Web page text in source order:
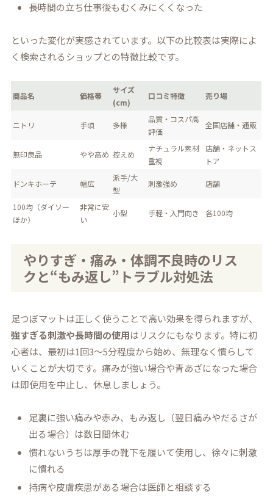
長時間の立ち仕事後もむくみにくくなった
といった変化が実感されています。以下の比較表は実際によ
く検索されるショップとの特徴比較です。
商品名 価格帯
サイズ
(cm)
口コミ特徴 売り場
ニトリ 手頃 多様
品質・コスパ高
評価
全国店舗・通販
無印良品 やや高め 控えめ
ナチュラル素材
重視
店舗・ネットス
トア
ドンキホーテ 幅広
派手/大
型
刺激強め 店舗
100均（ダイソー
ほか）
非常に安
い
小型 手軽・入門向き 各100均
やりすぎ・痛み・体調不良時のリス
クと“もみ返し”トラブル対処法
足つぼマットは正しく使うことで高い効果を得られますが、
強すぎる刺激や長時間の使用はリスクにもなります。特に初
心者は、最初は1回3～5分程度から始め、無理なく慣らして
いくことが大切です。痛みが強い場合や青あざになった場合
は即使用を中止し、休息しましょう。
足裏に強い痛みや赤み、もみ返し（翌日痛みやだるさが
出る場合）は数日間休む
慣れないうちは厚手の靴下を履いて使用し、徐々に刺激
に慣れる
持病や皮膚疾患がある場合は医師と相談する